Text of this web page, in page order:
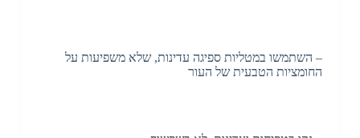
– השתמשו במטליות ספיגה עדינות, שלא משפיעות על
החומציות הטבעית של העור